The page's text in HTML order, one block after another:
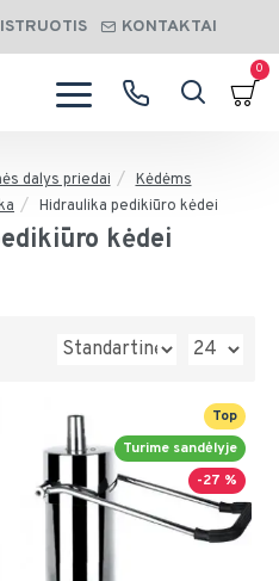
KONTAKTAI
0
dalys priedai
Kėdėms
Hidraulika pedikiūro kėdei
kėdei
Top
Turime sandėlyje
-27 %